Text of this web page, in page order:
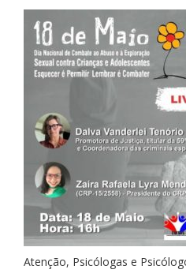
Atenção, Psicólogas e